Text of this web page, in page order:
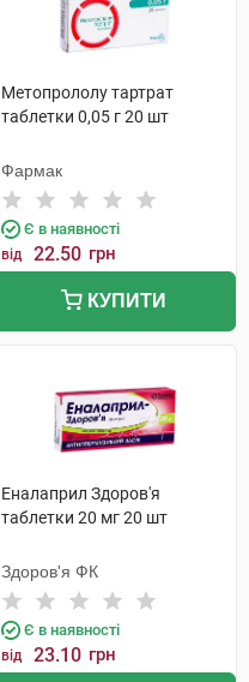
Метопрололу тартрат
таблетки 0,05 г 20 шт
Фармак
Є в наявності
від 22.50 грн
КУПИТИ
Еналаприл Здоров'я
таблетки 20 мг 20 шт
Здоров'я ФК
Є в наявності
від 23.10 грн